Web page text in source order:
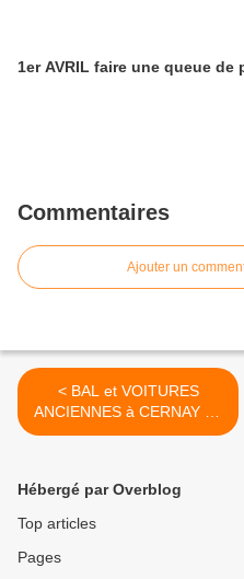
1er AVRIL faire une queue de
Commentaires
Ajouter un
< BAL et VOITURES
ANCIENNES à CERNAY LA
VILLE (78) lundi 13
Hébergé par Overblog
Top articles
Pages